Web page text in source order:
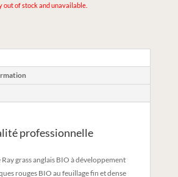
out of stock and unavailable.
professionnelle
Ray grass anglais BIO à développement
rouges BIO au feuillage fin et dense